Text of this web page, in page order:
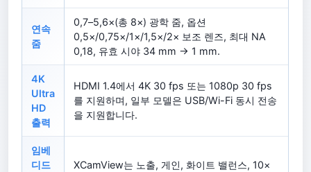
연속
줌
0,7–5,6×(총 8×) 광학 줌, 옵션
0,5×/0,75×/1×/1,5×/2× 보조 렌즈, 최대 NA
0,18, 유효 시야 34 mm → 1 mm.
4K
Ultra
HD
출력
HDMI 1.4에서 4K 30 fps 또는 1080p 30 fps
를 지원하며, 일부 모델은 USB/Wi-Fi 동시 전송
을 지원합니다.
임베
디드
XCamView는 노출, 게인, 화이트 밸런스, 10×